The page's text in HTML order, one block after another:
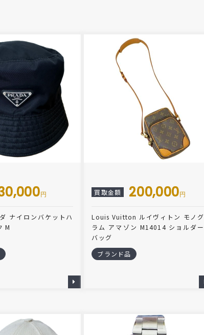
円
ナイロンバケットハ
M
買取金額 200,000円
Louis Vuitton ルイヴィトン モノグ
ラム アマゾン M14014 ショルダー
バッグ
ブランド品